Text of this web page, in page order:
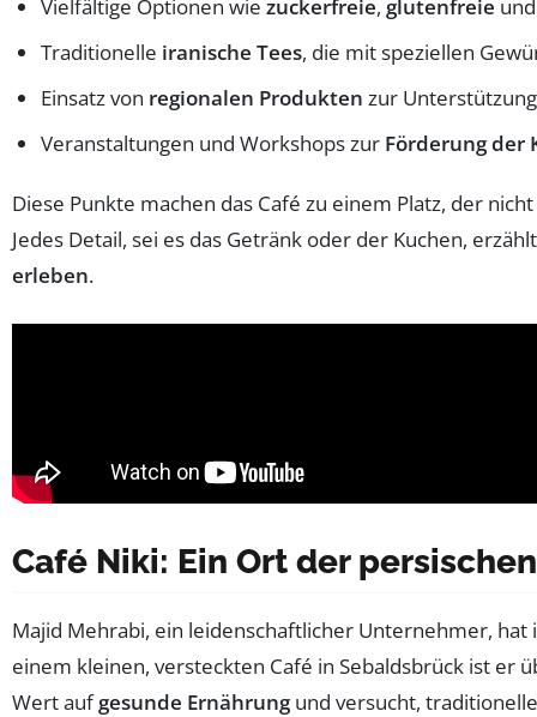
Vielfältige Optionen wie zuckerfreie, glutenfreie
Traditionelle iranische Tees, die mit speziellen
Einsatz von regionalen Produkten zur
Veranstaltungen und Workshops zur Förderung der
Diese Punkte machen das Café zu einem Platz, der
Jedes Detail, sei es das Getränk oder der Kuchen,
erleben.
Café Niki: Ein Ort der
Majid Mehrabi, ein leidenschaftlicher Unternehmer,
einem kleinen, versteckten Café in Sebaldsbrück ist er
Wert aufgesunde Ernährungund versucht,